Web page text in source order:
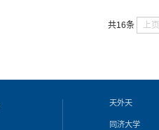
共16条 上页
天外天
同济大学